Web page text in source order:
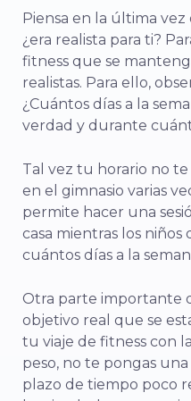
Piensa en la última
¿era realista para ti?
fitness que se
realistas. Para ello,
¿Cuántos días a la
verdad y durante
Tal vez tu horario no
en el gimnasio varias
permite hacer una
casa mientras los niños
cuántos días a la
Otra parte importante
objetivo real que se
tu viaje de fitness con
peso, no te pongas
plazo de tiempo poco